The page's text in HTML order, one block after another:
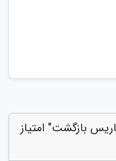
بازگشت" امتیاز